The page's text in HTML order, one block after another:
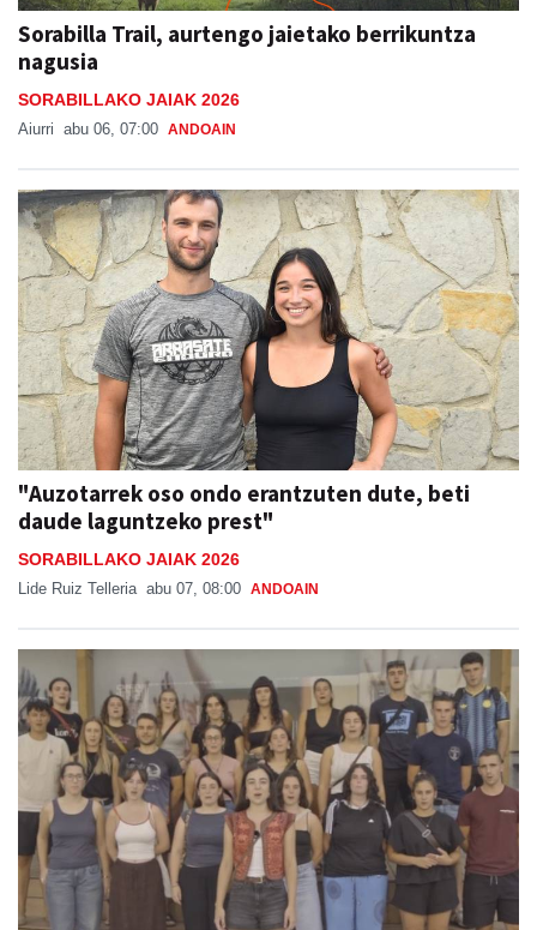
Sorabilla Trail, aurtengo jaietako berrikuntza
nagusia
SORABILLAKO JAIAK 2026
Aiurri abu 06, 07:00 ANDOAIN
"Auzotarrek oso ondo erantzuten dute, beti
daude laguntzeko prest"
SORABILLAKO JAIAK 2026
Lide Ruiz Telleria abu 07, 08:00 ANDOAIN